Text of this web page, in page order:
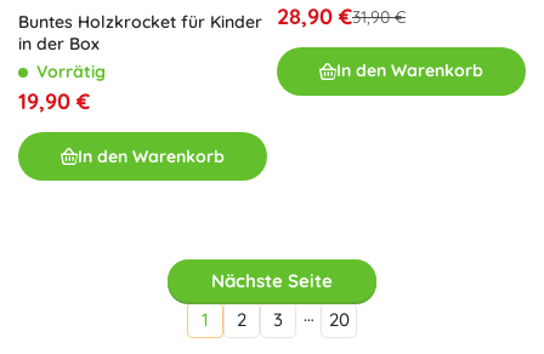
Buntes Holzkrocket für Kinder
in der Box
Vorrätig
19,90 €
In den Warenkorb
28,90 €31,90 €
In den Warenkorb
Nächste Seite
1
2 3 … 20